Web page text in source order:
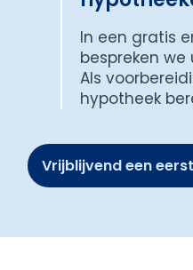
In een gratis
bespreken
Als
hypotheek
Vrijblijvend een